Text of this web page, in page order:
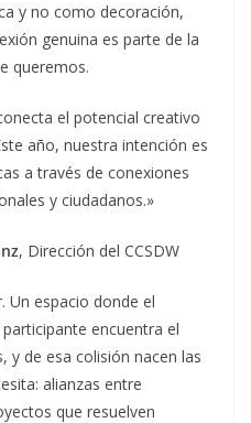
y no como decoración,
genuina es parte de la
queremos.
el potencial creativo
año, nuestra intención es
a través de conexiones
y ciudadanos.»
, Dirección del CCSDW
Un espacio donde el
encuentra el
de esa colisión nacen las
alianzas entre
que resuelven